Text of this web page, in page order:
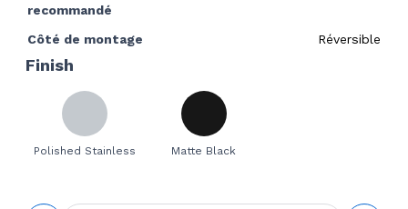
recommandé
Côté de montage Réversible
Finish
Polished Stainless Matte Black